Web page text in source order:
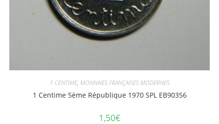
1 CENTIME, MONNAIES FRANÇAISES MODERNES
1 Centime 5ème République 1970 SPL EB90356
1,50€